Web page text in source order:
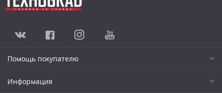
Помощь покупателю
Информация